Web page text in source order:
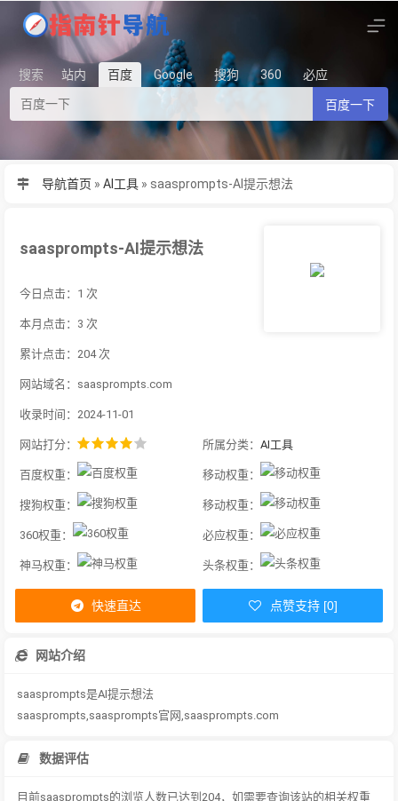
搜索 站内 百度 Google 搜狗 360 必应
百度一下
导航首页 » AI工具 » saasprompts-AI提示想法
saasprompts-AI提示想法
今日点击：1 次
本月点击：3 次
累计点击：204 次
网站域名：saasprompts.com
收录时间：2024-11-01
网站打分： 所属分类： AI工具
百度权重： 移动权重：
搜狗权重： 移动权重：
360权重： 必应权重：
神马权重： 头条权重：
快速直达 点赞支持 [0]
网站介绍
saasprompts是AI提示想法
saasprompts,saasprompts官网,saasprompts.com
数据评估
目前saasprompts的浏览人数已达到204，如需要查询该站的相关权重